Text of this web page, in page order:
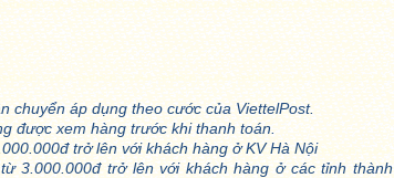
chuyển áp dụng theo cước của ViettelPost.
được xem hàng trước khi thanh toán.
trở lên với khách hàng ở KV Hà Nội
3.000.000đ trở lên với khách hàng ở các tỉnh thành